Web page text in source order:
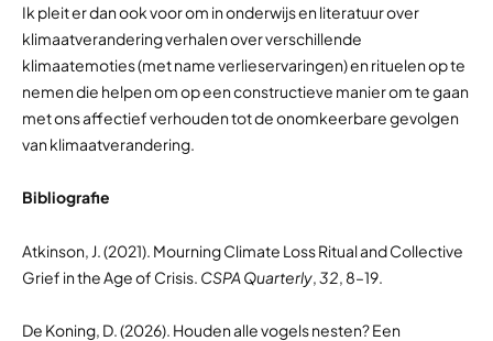
Ik pleit er dan ook voor om in onderwijs en literatuur over
klimaatverandering verhalen over verschillende
klimaatemoties (met name verlieservaringen) en rituelen op te
nemen die helpen om op een constructieve manier om te gaan
met ons affectief verhouden tot de onomkeerbare gevolgen
van klimaatverandering.
Bibliografie
Atkinson, J. (2021). Mourning Climate Loss Ritual and Collective
Grief in the Age of Crisis. CSPA Quarterly 32 , 8–19.
De Koning, D. (2026). Houden alle vogels nesten? Een